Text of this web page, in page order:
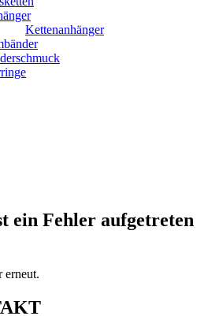
Kettenanhänger
ein Fehler aufgetreten
erneut.